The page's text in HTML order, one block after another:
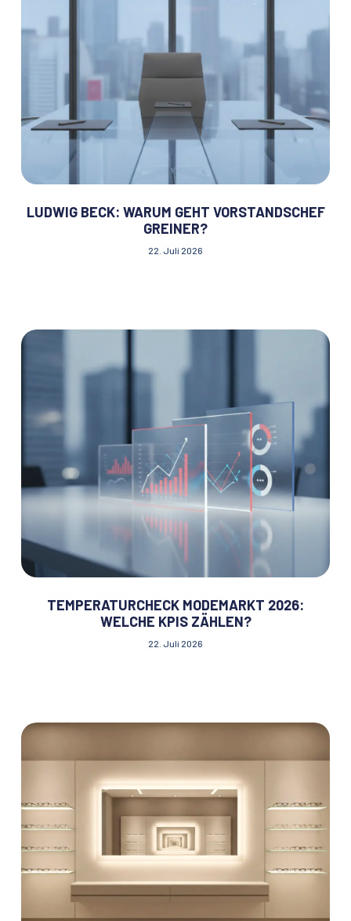
LUDWIG BECK: WARUM GEHT VORSTANDSCHEF
GREINER?
22. Juli 2026
TEMPERATURCHECK MODEMARKT 2026:
WELCHE KPIS ZÄHLEN?
22. Juli 2026